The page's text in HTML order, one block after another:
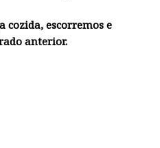
cozida, escorremos e
anterior.